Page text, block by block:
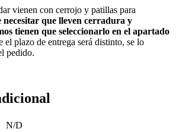
vienen con cerrojo y patillas para
necesitar que lleven cerradura y
tienen que seleccionarlo en el apartado
el plazo de entrega será distinto, se lo
pedido.
N/D